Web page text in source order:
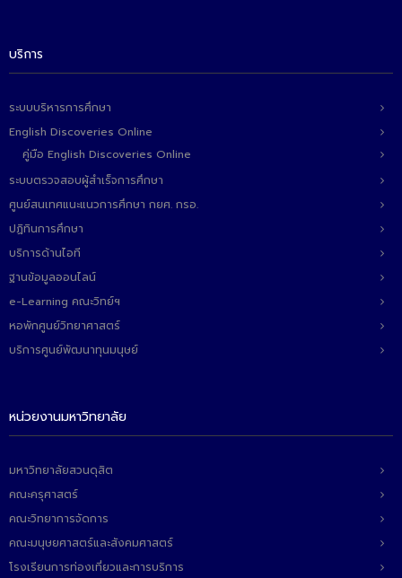
บริการ
ระบบบริหารการศึกษา
English Discoveries Online
คู่มือ English Discoveries Online
ระบบตรวจสอบผู้สำเร็จการศึกษา
ศูนย์สนเทศแนะแนวการศึกษา กยศ. กรอ.
ปฏิทินการศึกษา
บริการด้านไอที
ฐานข้อมูลออนไลน์
e-Learning คณะวิทย์ฯ
หอพักศูนย์วิทยาศาสตร์
บริการศูนย์พัฒนาทุนมนุษย์
หน่วยงานมหาวิทยาลัย
มหาวิทยาลัยสวนดุสิต
คณะครุศาสตร์
คณะวิทยาการจัดการ
คณะมนุษยศาสตร์และสังคมศาสตร์
โรงเรียนการท่องเที่ยวและการบริการ